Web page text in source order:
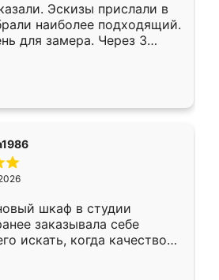
Эскизы прислали в
наиболее подходящий.
для замера. Через 3
уже готова. Остались
Спасибо Ренессанс
работу!
шкаф в студии
заказывала себе
искать, когда качеством
Служит кухня уже почти
нет.